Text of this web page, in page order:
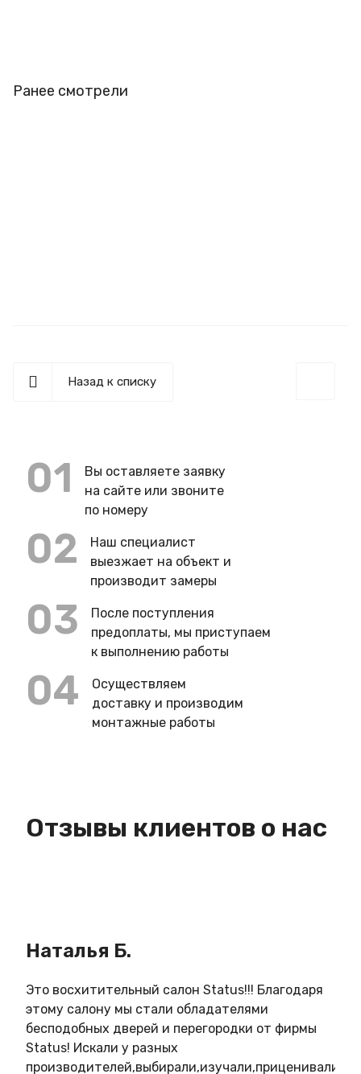
Ранее смотрели
Назад к списку
01
Вы оставляете заявку
на сайте или звоните
по номеру
02
Наш специалист
выезжает на объект и
производит замеры
03
После поступления
предоплаты, мы приступаем
к выполнению работы
04
Осуществляем
доставку и производим
монтажные работы
Отзывы клиентов о нас
Наталья Б.
Это восхитительный салон Status!!! Благодаря
этому салону мы стали обладателями
бесподобных дверей и перегородки от фирмы
Status! Искали у разных